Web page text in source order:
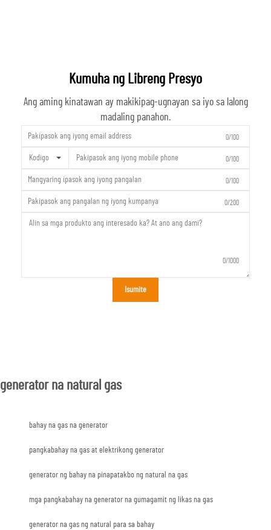
Kumuha ng Libreng Presyo
Ang aming kinatawan ay makikipag-ugnayan sa iyo sa lalong
madaling panahon.
0/100
Kodigo 0/100
0/100
0/200
0/1000
Isumite
generator na natural gas
bahay na gas na generator
pangkabahay na gas at elektrikong generator
generator ng bahay na pinapatakbo ng natural na gas
mga pangkabahay na generator na gumagamit ng likas na gas
generator na gas ng natural para sa bahay